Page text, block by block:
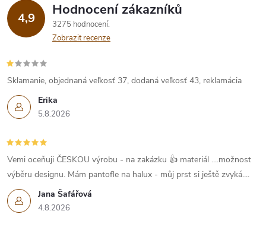
4,9 Hodnocení zákazníků
3275 hodnocení
Zobrazit recenze
Erika
5.8.2026
Sklamanie, objednaná veľkosť 37, dodaná veľkosť 43, reklamácia
Jana Šafářová
4.8.2026
Vemi oceňuji ČESKOU výrobu - na zakázku 👍 materiál ....možnost
výběru designu. Mám pantofle na halux - můj prst si ještě zvyká....